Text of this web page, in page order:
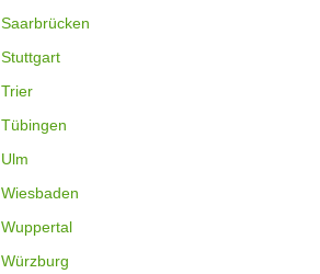
Saarbrücken
Stuttgart
Trier
Tübingen
Ulm
Wiesbaden
Wuppertal
Würzburg